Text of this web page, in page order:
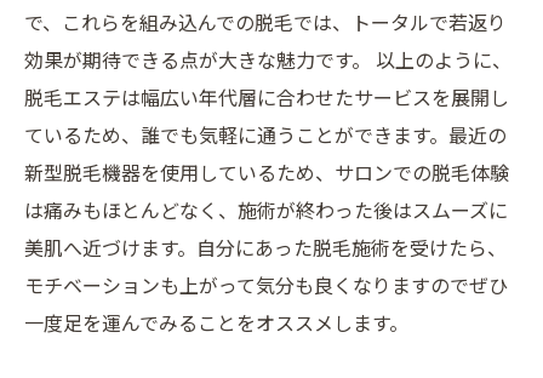
で、これらを組み込んでの脱毛では、トータルで若返り
効果が期待できる点が大きな魅力です。 以上のように、
脱毛エステは幅広い年代層に合わせたサービスを展開し
ているため、誰でも気軽に通うことができます。最近の
新型脱毛機器を使用しているため、サロンでの脱毛体験
は痛みもほとんどなく、施術が終わった後はスムーズに
美肌へ近づけます。自分にあった脱毛施術を受けたら、
モチベーションも上がって気分も良くなりますのでぜひ
一度足を運んでみることをオススメします。